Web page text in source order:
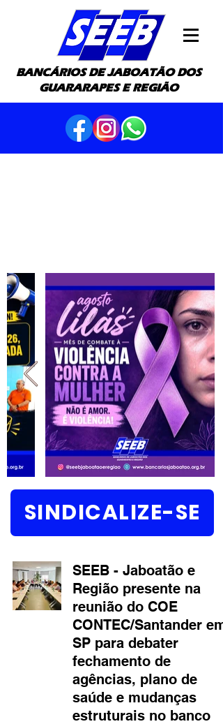
BANCÁRIOS DE JABOATÃO DOS
GUARARAPES E REGIÃO
SINDICALIZE-SE
SEEB - Jaboatão e
Região presente na
reunião do COE
CONTEC/Santander em
SP para debater
fechamento de
agências, plano de
saúde e mudanças
estruturais no banco